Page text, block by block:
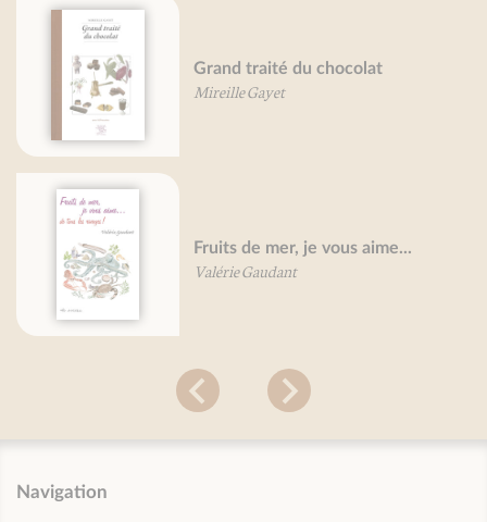
Grand traité du chocolat
Mireille Gayet
Fruits de mer, je vous aime...
Valérie Gaudant
Navigation